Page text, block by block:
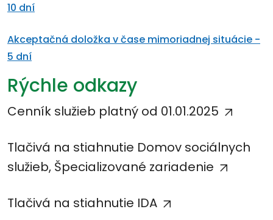
10 dní
Akceptačná doložka v čase mimoriadnej situácie -
5 dní
Rýchle odkazy
Cenník služieb platný od 01.01.2025
Tlačivá na stiahnutie Domov sociálnych
služieb, Špecializované zariadenie
Tlačivá na stiahnutie IDA